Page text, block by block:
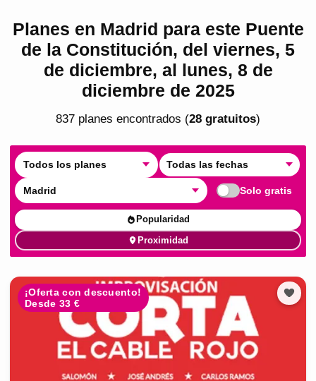
Planes en Madrid para este Puente
de la Constitución, del viernes, 5
de diciembre, al lunes, 8 de
diciembre de 2025
837 planes encontrados (28 gratuitos)
Todos los planes Todas las fechas
Madrid Solo gratis
Popularidad
Proximidad
¡Oferta con descuento!
Desde 33 €